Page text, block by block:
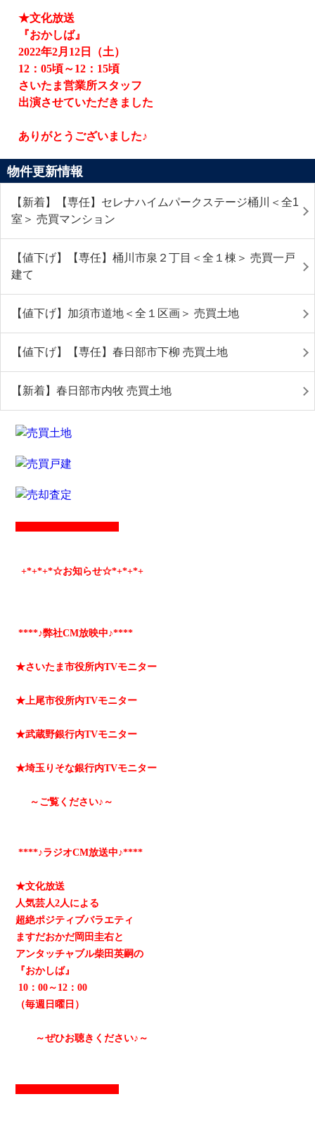
★文化放送
『おかしば』
2022年2月 12 日（土）
12 ：05頃～12 ： 15頃
さいたま営業所スタッフ
出演させていただきました
ありがとうございました♪
物件更新情報
【新着】【専任】セレナハイムパークステージ桶川＜全1
室＞ 売買マンション
【値下げ】【専任】桶川市泉２丁目＜全１棟＞ 売買一戸
建て
【値下げ】加須市道地＜全１区画＞ 売買土地
【値下げ】【専任】春日部市下柳 売買土地
【新着】春日部市内牧 売買土地
+*+*+*☆お知らせ☆*+*+*+
****♪弊社CM放映中♪****
★さいたま市役所内TVモニター
★上尾市役所内TVモニター
★武蔵野銀行内TVモニター
★埼玉りそな銀行内TVモニター
～ご覧ください♪～
****♪ラジオCM放送中♪****
★文化放送
人気芸人2人による
超絶ポジティブバラエティ
ますだおかだ岡田圭右と
アンタッチャブル柴田英嗣の
『おかしば』
10：00～12：00
（毎週日曜日）
～ぜひお聴きください♪～